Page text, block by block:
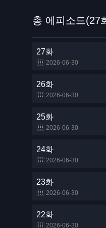
총 에피소드(27
27화
2026-06-30
26화
2026-06-30
25화
2026-06-30
24화
2026-06-30
23화
2026-06-30
22화
2026-06-30